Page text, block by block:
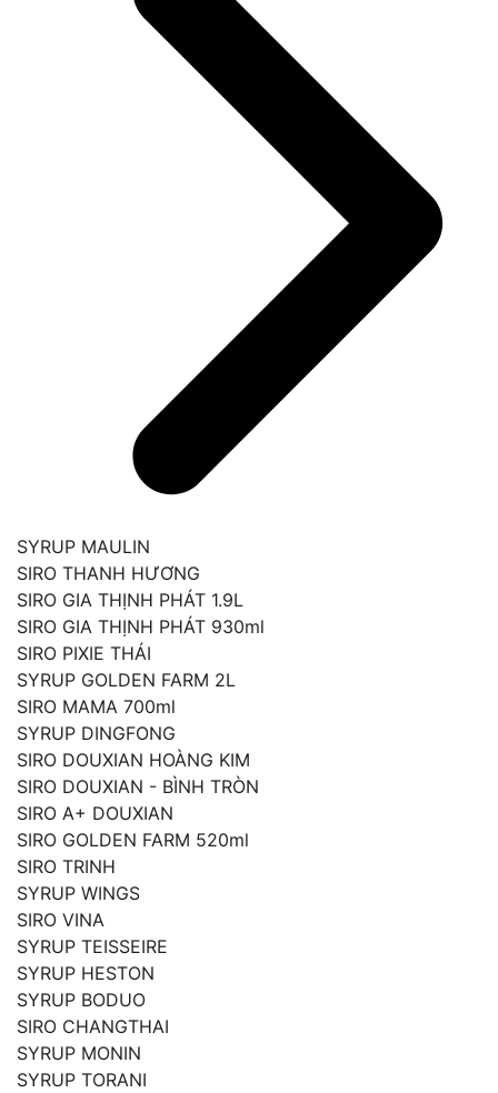
SYRUP MAULIN
SIRO THANH HƯƠNG
SIRO GIA THỊNH PHÁT 1.9L
SIRO GIA THỊNH PHÁT 930ml
SIRO PIXIE THÁI
SYRUP GOLDEN FARM 2L
SIRO MAMA 700ml
SYRUP DINGFONG
SIRO DOUXIAN HOÀNG KIM
SIRO DOUXIAN - BÌNH TRÒN
SIRO A+ DOUXIAN
SIRO GOLDEN FARM 520ml
SIRO TRINH
SYRUP WINGS
SIRO VINA
SYRUP TEISSEIRE
SYRUP HESTON
SYRUP BODUO
SIRO CHANGTHAI
SYRUP MONIN
SYRUP TORANI